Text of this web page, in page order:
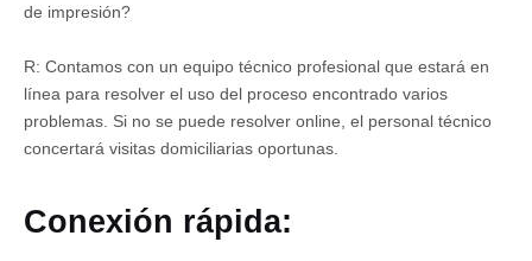
de impresión?
R: Contamos con un equipo técnico profesional que estará en
línea para resolver el uso del proceso encontrado varios
problemas. Si no se puede resolver online, el personal técnico
concertará visitas domiciliarias oportunas.
Conexión rápida: